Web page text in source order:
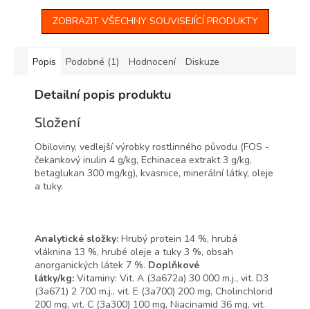
králíky do...
ZOBRAZIT VŠECHNY SOUVISEJÍCÍ PRODUKTY
Popis Podobné (1) Hodnocení Diskuze
Detailní popis produktu
Složení
Obiloviny, vedlejší výrobky rostlinného původu (FOS -
čekankový inulin 4 g/kg, Echinacea extrakt 3 g/kg,
betaglukan 300 mg/kg), kvasnice, minerální látky, oleje
a tuky.
Analytické složky: Hrubý protein 14 %, hrubá
vláknina 13 %, hrubé oleje a tuky 3 %, obsah
anorganických látek 7 %. Doplňkové
látky/kg: Vitaminy: Vit. A (3a672a) 30 000 m.j., vit. D3
(3a671) 2 700 m.j., vit. E (3a700) 200 mg, Cholinchlorid
200 mg, vit. C (3a300) 100 mg, Niacinamid 36 mg, vit.